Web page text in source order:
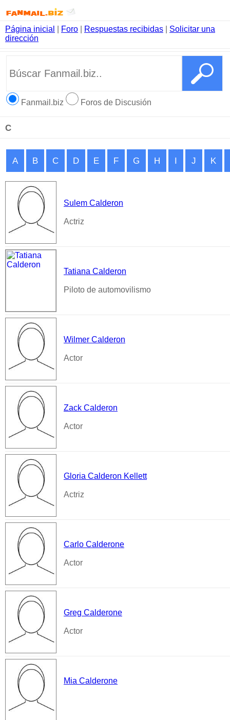
Página inicial Foro Respuestas recibidas
Solicitar una
dirección
Fanmail.biz Foros de Discusión
C
A B C D E F G H I J K
Sulem Calderon
Actriz
Tatiana Calderon
Piloto de automovilismo
Wilmer Calderon
Actor
Zack Calderon
Actor
Gloria Calderon Kellett
Actriz
Carlo Calderone
Actor
Greg Calderone
Actor
Mia Calderone